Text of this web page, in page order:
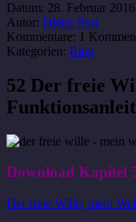
Datum: 28. Februar 2016
Autor: Dieter Past
Kommentare: 1
Kategorien: Blog
52 Der freie
Download Kapitel
Der freie Wille, mein